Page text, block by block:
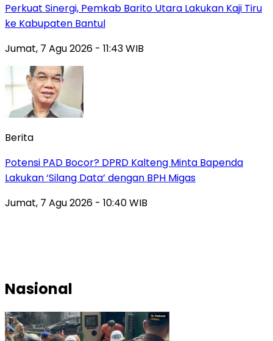
Perkuat Sinergi, Pemkab Barito Utara Lakukan Kaji Tiru
ke Kabupaten Bantul
Jumat, 7 Agu 2026 - 11:43 WIB
Berita
Potensi PAD Bocor? DPRD Kalteng Minta Bapenda
Lakukan ‘Silang Data’ dengan BPH Migas
Jumat, 7 Agu 2026 - 10:40 WIB
Nasional